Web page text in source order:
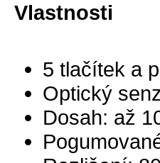
Vlastnosti
5 tlačítek a
Optický
Dosah: až